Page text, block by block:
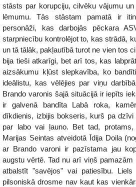
stāsts par korupciju, cilvēku vājumu
lēmumu. Tās stāstam pamatā ir
personāži, kas darbojās pēckara
starpniecību kontrolējot to, kas strādā,
un tā tālāk, pakļautībā turot ne vien tos
bija tieši atkarīgi, bet arī tos, kas
aizsākumu kļūst slepkavība, ko
ideālistu, kas vēlējies par viņu
Brando varonis šajā situācijā ir iepīts
ir galvenā bandīta Labā roka,
dīkdienis, izbijis bokseris, kurš pa dzīvi
par labo vai ļauno. Bet tad,
Marijas Seintas atveidotā Īdija Doila
ar Brando varoni ir pazīstama jau
augstu vērtē. Tad nu arī viņš
atbalstīt "savējos" vai patiesību.
pilsoniskā drosme nav kaut kas